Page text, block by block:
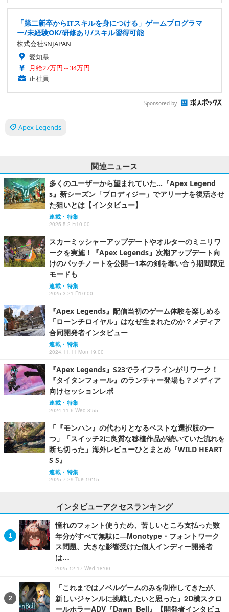
「第二新卒からITスキルを身につける」ゲームプログラマ
ー/未経験OK/研修あり/スキル習得可能
株式会社SNJAPAN
愛知県
月給27万円～34万円
正社員
Sponsored by
Apex Legends
関連ニュース
多くのユーザーから望まれていた…『Apex Legend
s』新シーズン「プロディジー」でアリーナを復活させ
た狙いとは【インタビュー】
連載・特集
2025.5.2 Fri 0:00
スカーミッシャーアップデートやオルターのミニリワ
ークを実施！『Apex Legends』次期アップデート向
けのパッチノートを公開―1本の剣を奪い合う期間限定
モードも
連載・特集
2025.3.21 Fri 0:00
『Apex Legends』配信当初のゲーム体験を楽しめる
「ローンチロイヤル」はなぜ生まれたのか？メディア
合同開発者インタビュー
連載・特集
2024.11.11 Mon 19:00
『Apex Legends』S23でライフラインがリワーク！
『タイタンフォール』のランチャー登場も？メディア
向けセッションレポ
連載・特集
2024.11.6 Wed 8:55
「『モンハン』の代わりとなるベストな選択肢の一
つ」「スイッチ2に良質な移植作品が続いていた流れを
断ち切った」海外レビューひとまとめ『WILD HEART
S S』
連載・特集
2025.7.29 Tue 19:15
インタビューアクセスランキング
憧れのフォント使うため、苦しいところ支払った数
年分がすべて無駄に―Monotype・フォントワーク
ス問題、大きな影響受けた個人インディー開発者
は…
2025.12.17 Wed 18:00
「これまではノベルゲームのみを制作してきたが、
新しいジャンルに挑戦したいと思った」2D横スクロ
ールホラーADV『Dawn Bell』【開発者インタビュ